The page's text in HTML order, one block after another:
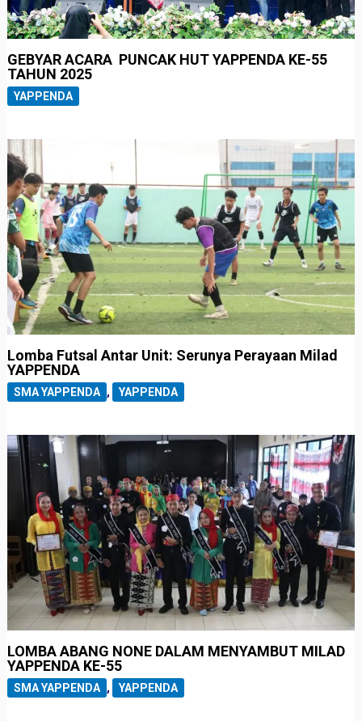
GEBYAR ACARA PUNCAK HUT YAPPENDA KE-55
TAHUN 2025
YAPPENDA
Lomba Futsal Antar Unit: Serunya Perayaan Milad
YAPPENDA
SMA YAPPENDA , YAPPENDA
LOMBA ABANG NONE DALAM MENYAMBUT MILAD
YAPPENDA KE-55
SMA YAPPENDA , YAPPENDA